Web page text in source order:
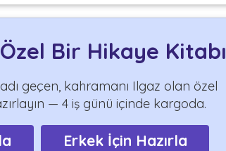
Bir Hikaye Kitabı
geçen, kahramanı Ilgaz olan özel
— 4 iş günü içinde kargoda.
Erkek İçin Hazırla